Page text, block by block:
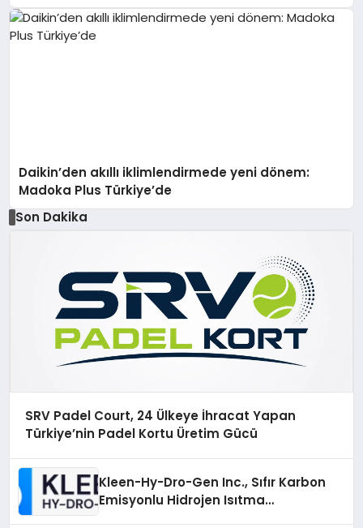
Daikin’den akıllı iklimlendirmede yeni dönem:
Madoka Plus Türkiye’de
Son Dakika
SRV Padel Court, 24 Ülkeye İhracat Yapan
Türkiye’nin Padel Kortu Üretim Gücü
Kleen-Hy-Dro-Gen Inc., Sıfır Karbon
Emisyonlu Hidrojen Isıtma